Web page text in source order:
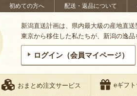
初めての方へ 配送・返品について
新潟直送計画は、県内最大級の産地直
東京から移住した私たちが、新潟の逸
ログイン（会員マイページ）
おまとめ注文サービス eギフ